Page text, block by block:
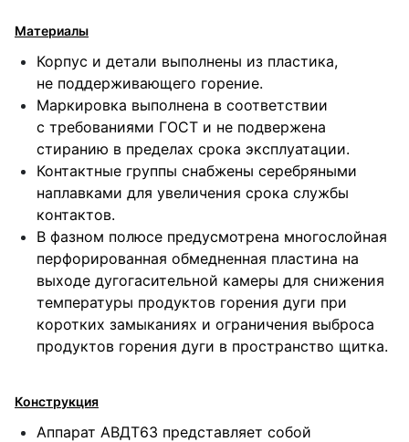
Материалы
Корпус и детали выполнены из пластика,
не поддерживающего горение.
Маркировка выполнена в соответствии
с требованиями ГОСТ и не подвержена
стиранию в пределах срока эксплуатации.
Контактные группы снабжены серебряными
наплавками для увеличения срока службы
контактов.
В фазном полюсе предусмотрена многослойная
перфорированная обмедненная пластина на
выходе дугогасительной камеры для снижения
температуры продуктов горения дуги при
коротких замыканиях и ограничения выброса
продуктов горения дуги в пространство щитка.
Конструкция
Аппарат АВДТ63 представляет собой